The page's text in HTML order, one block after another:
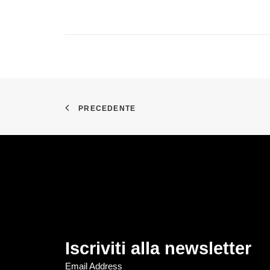
PRECEDENTE
Iscriviti alla newsletter
Email Address